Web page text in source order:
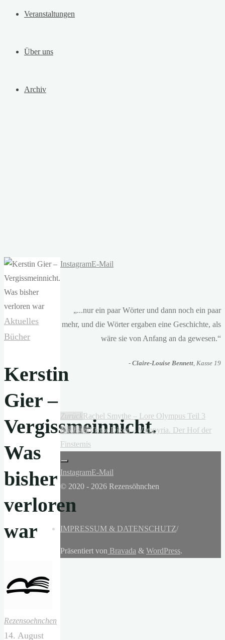
Veranstaltungen
Über uns
Archiv
Aktuelles
Bücher
Kerstin
Gier –
Vergissmeinnicht.
Was
bisher
verloren
war
Rezensoehnchen
14. August
InstagramE-Mail
„...nur ein paar Wörter und dann noch ein paar
mehr, und die Wörter ergaben eine Geschichte, als
wäre sie von Anfang an da gewesen.“
- Claire-Louise Bennett, Kasse 19
ZurückRachel Smythe – Lore Olympus Teil 3
NächsterVictor Dixen – Vampyria. Der Hof der
Finsternis
InstagramE-Mail
© 2020 - 2026 Rezensöhnchen
IMPRESSUM & DATENSCHUTZ/
Präsentiert von Bravada & WordPress.